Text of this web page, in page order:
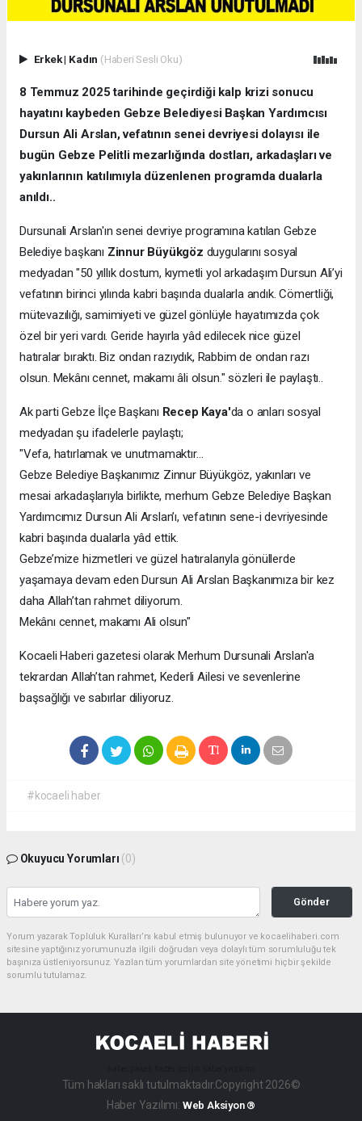
Erkek| Kadın (Haberi Sesli Oku)
8 Temmuz 2025 tarihinde geçirdiği kalp krizi sonucu
hayatını kaybeden Gebze Belediyesi Başkan Yardımcısı
Dursun Ali Arslan, vefatının senei devriyesi dolayısı ile
bugün Gebze Pelitli mezarlığında dostları, arkadaşları ve
yakınlarının katılımıyla düzenlenen programda dualarla
anıldı..
Dursunali Arslan'ın senei devriye programına katılan Gebze
Belediye başkanı Zinnur Büyükgöz duygularını sosyal
medyadan "50 yıllık dostum, kıymetli yol arkadaşım Dursun Ali’yi
vefatının birinci yılında kabri başında dualarla andık. Cömertliği,
mütevazılığı, samimiyeti ve güzel gönlüyle hayatımızda çok
özel bir yeri vardı. Geride hayırla yâd edilecek nice güzel
hatıralar bıraktı. Biz ondan razıydık, Rabbim de ondan razı
olsun. Mekânı cennet, makamı âli olsun." sözleri ile paylaştı..
Ak parti Gebze İlçe Başkanı Recep Kaya'da o anları sosyal
medyadan şu ifadelerle paylaştı;
"Vefa, hatırlamak ve unutmamaktır…
Gebze Belediye Başkanımız Zinnur Büyükgöz, yakınları ve
mesai arkadaşlarıyla birlikte, merhum Gebze Belediye Başkan
Yardımcımız Dursun Ali Arslan’ı, vefatının sene-i devriyesinde
kabri başında dualarla yâd ettik.
Gebze’mize hizmetleri ve güzel hatıralarıyla gönüllerde
yaşamaya devam eden Dursun Ali Arslan Başkanımıza bir kez
daha Allah’tan rahmet diliyorum.
Mekânı cennet, makamı Ali olsun"
Kocaeli Haberi gazetesi olarak Merhum Dursunali Arslan'a
tekrardan Allah’tan rahmet, Kederli Ailesi ve sevenlerine
başsağlığı ve sabırlar diliyoruz.
#kocaeli haber
Okuyucu Yorumları (0)
Gönder
Yorum yazarak Topluluk Kuralları’nı kabul etmiş bulunuyor ve kocaelihaberi.com
sitesine yaptığınız yorumunuzla ilgili doğrudan veya dolaylı tüm sorumluluğu tek
başınıza üstleniyorsunuz. Yazılan tüm yorumlardan site yönetimi hiçbir şekilde
sorumlu tutulamaz.
Tüm hakları saklı tutulmaktadır.Copyright 2026©
Haber Yazılımı: Web Aksiyon ®